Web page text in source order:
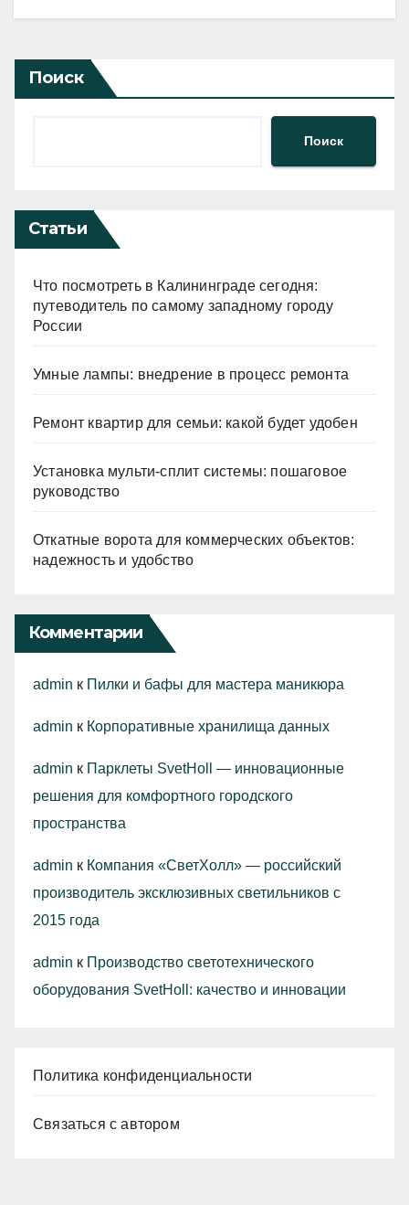
Поиск
Поиск
Статьи
Что посмотреть в Калининграде сегодня:
путеводитель по самому западному городу
России
Умные лампы: внедрение в процесс ремонта
Ремонт квартир для семьи: какой будет удобен
Установка мульти-сплит системы: пошаговое
руководство
Откатные ворота для коммерческих объектов:
надежность и удобство
Комментарии
admin к Пилки и бафы для мастера маникюра
admin к Корпоративные хранилища данных
admin к Парклеты SvetHoll — инновационные
решения для комфортного городского
пространства
admin к Компания «СветХолл» — российский
производитель эксклюзивных светильников с
2015 года
admin к Производство светотехнического
оборудования SvetHoll: качество и инновации
Политика конфиденциальности
Связаться с автором